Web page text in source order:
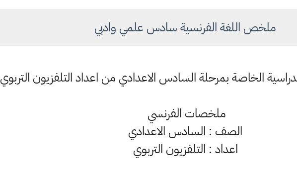
ملخص اللغة الفرنسية سادس علمي وادبي
الخاصة بمرحلة السادس الاعدادي من اعداد التلفزيون التربوي
ملخصات الفرنسي
الصف : السادس الاعدادي
اعداد : التلفزيون التربوي